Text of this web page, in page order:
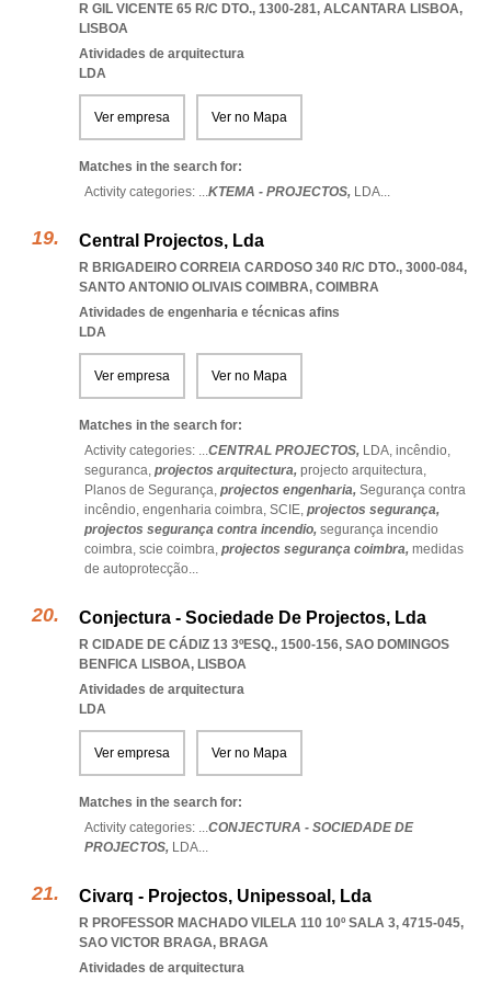
R GIL VICENTE 65 R/C DTO., 1300-281, ALCANTARA LISBOA,
LISBOA
Atividades de arquitectura
LDA
Ver empresa Ver no Mapa
Matches in the search for:
Activity categories: ...KTEMA - PROJECTOS, LDA...
Central Projectos, Lda
R BRIGADEIRO CORREIA CARDOSO 340 R/C DTO., 3000-084,
SANTO ANTONIO OLIVAIS COIMBRA, COIMBRA
Atividades de engenharia e técnicas afins
LDA
Ver empresa Ver no Mapa
Matches in the search for:
Activity categories: ...CENTRAL PROJECTOS, LDA, incêndio,
seguranca, projectos arquitectura, projecto arquitectura,
Planos de Segurança, projectos engenharia, Segurança contra
incêndio, engenharia coimbra, SCIE, projectos segurança,
projectos segurança contra incendio, segurança incendio
coimbra, scie coimbra, projectos segurança coimbra, medidas
de autoprotecção...
Conjectura - Sociedade De Projectos, Lda
R CIDADE DE CÁDIZ 13 3ºESQ., 1500-156, SAO DOMINGOS
BENFICA LISBOA, LISBOA
Atividades de arquitectura
LDA
Ver empresa Ver no Mapa
Matches in the search for:
Activity categories: ...CONJECTURA - SOCIEDADE DE
PROJECTOS, LDA...
Civarq - Projectos, Unipessoal, Lda
R PROFESSOR MACHADO VILELA 110 10º SALA 3, 4715-045,
SAO VICTOR BRAGA, BRAGA
Atividades de arquitectura